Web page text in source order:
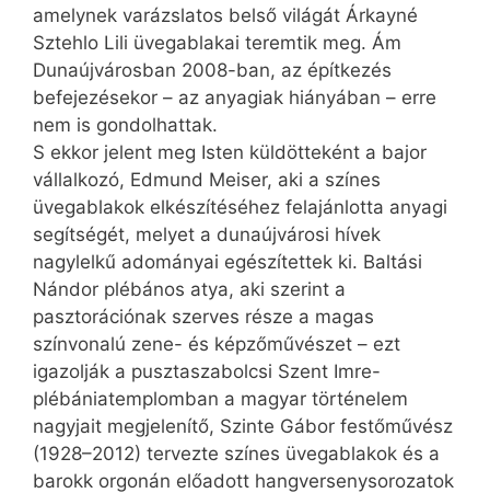
amelynek varázslatos belső világát Árkayné
Sztehlo Lili üvegablakai teremtik meg. Ám
Dunaújvárosban 2008-ban, az építkezés
befejezésekor – az anyagiak hiányában – erre
nem is gondolhattak.
S ekkor jelent meg Isten küldötteként a bajor
vállalkozó, Edmund Meiser, aki a színes
üvegablakok elkészítéséhez felajánlotta anyagi
segítségét, melyet a dunaújvárosi hívek
nagylelkű adományai egészítettek ki. Baltási
Nándor plébános atya, aki szerint a
pasztorációnak szerves része a magas
színvonalú zene- és képzőművészet – ezt
igazolják a pusztaszabolcsi Szent Imre-
plébániatemplomban a magyar történelem
nagyjait megjele­ní­tő, Szinte Gábor festőművész
(1928–2012) tervezte színes üvegablakok és a
barokk orgonán előadott hangversenysorozatok